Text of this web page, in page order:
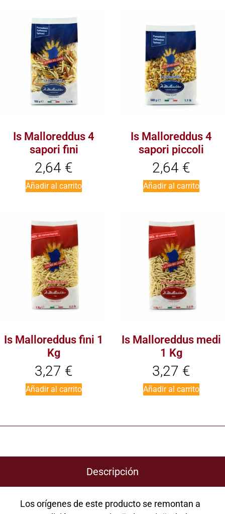
Is Malloreddus 4
sapori fini
2,64 €
Añadir al carrito
Is Malloreddus 4
sapori piccoli
2,64 €
Añadir al carrito
Is Malloreddus fini 1
Kg
3,27 €
Añadir al carrito
Is Malloreddus medi
1 Kg
3,27 €
Añadir al carrito
Descripción
Los orígenes de este producto se remontan a